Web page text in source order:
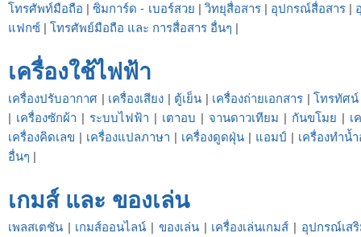
โทรศัพท์มือถือ |ซิมการ์ด - เบอร์สวย | วิทยุสื่อสาร| อุปกรณ์สื่อสาร |
แฟกซ์ | โทรศัพย์มือถือ และ การสื่อสาร อื่นๆ |
เครื่องใช้ไฟฟ้า
เครื่องปรับอากาศ | เครื่องเสียง | ตู้เย็น | เครื่องถ่ายเอกสาร |โทรทัศน์
| เครื่องซักผ้า | ระบบไฟฟ้า | เตาอบ | จานดาวเทียม | กันขโมย | เ
เครื่องคิดเลข | เครื่องแปลภาษา | เครื่องดูดฝุ่น | แอมป์ | เครื่องทำน้
อื่นๆ |
เกมส์ และ ของเล่น
เพลสเตชัน | เกมส์ออนไลน์ | ของเล่น| เครื่องเล่นเกมส์ | อุปกรณ์เส